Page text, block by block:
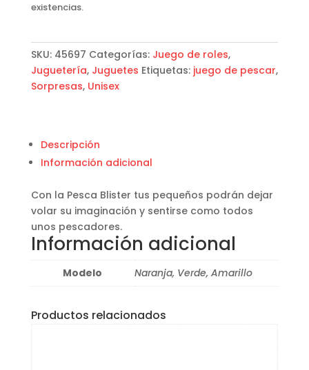
existencias.
SKU: 45697 Categorías: Juego de roles,
Juguetería, Juguetes Etiquetas: juego de pescar,
Sorpresas, Unisex
Descripción
Información adicional
Con la Pesca Blister tus pequeños podrán dejar
volar su imaginación y sentirse como todos
unos pescadores.
Información adicional
Modelo Naranja, Verde, Amarillo
Productos relacionados